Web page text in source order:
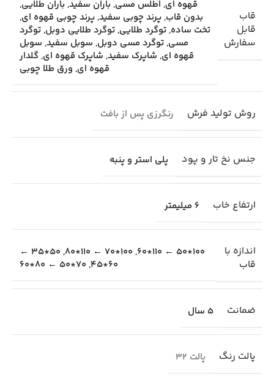
قاب
قابل
سفارش
قهوه ای, اطلس مسی,باران سفید,باران طلایی,
بدون قاب,پرند چوبی سفید,پرند چوبی قهوه ای,
تخت ساده,توگرد طلایی,توگرد طلایی دوبل,توگرد
مسی,توگرد مسی دوبل, سوبل سفید, سوبل
قهوه ای, شاپرک سفید, شاپرک قهوه ای,گلدار
قهوه ای, ورق طلا چوبی
روش تولید فرش رنگرزی پس از بافت
جنس نخ تار و پود پلی استر و پنبه
ارتفاع خاب 6 میلیمتر
اندازه با
قاب
100*50 ← 110*60
,
100*70 ← 110*80
,
50*35 ←
60*45
,
70*50 ← 80*60
ضمانت 5 سال
پالت رنگ پالت 32